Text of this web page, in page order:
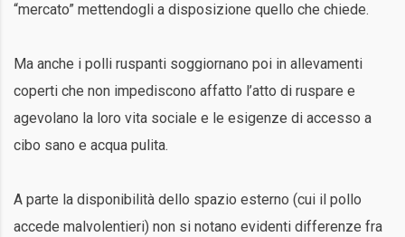
“mercato” mettendogli a disposizione quello che chiede.
Ma anche i polli ruspanti soggiornano poi in allevamenti
coperti che non impediscono affatto l’atto di ruspare e
agevolano la loro vita sociale e le esigenze di accesso a
cibo sano e acqua pulita.
A parte la disponibilità dello spazio esterno (cui il pollo
accede malvolentieri) non si notano evidenti differenze fra